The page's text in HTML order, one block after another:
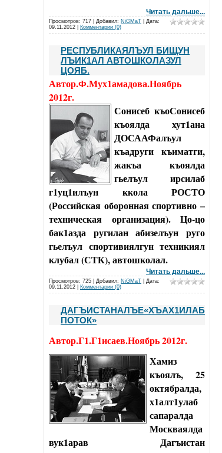
Читать дальше...
Просмотров: 717 | Добавил: NiGMaT | Дата:
09.11.2012
Комментарии (0)
РЕСПУБЛИКАЯЛЪУЛ БИЩУН
ЛЪИК1АЛ АВТОШКОЛАЗУЛ
ЦОЯБ.
Автор.Ф.Мух1амадова.Ноябрь
2012г.
Сонисеб къоСонисеб
къоялда хут1ана
ДОСААФалъул
къадруги къиматги,
жакъа къоялда
гьелъул ирсилаб
г1уц1илъун ккола РОСТО
(Российская оборонная спортивно –
техническая организация). Цо-цо
бак1азда ругилан абизелъун руго
гьелъул спортивиялгун техникиял
клубал (СТК), автошколал.
Читать дальше...
Просмотров: 725 | Добавил: NiGMaT | Дата:
09.11.2012
Комментарии (0)
ДАГЪИСТАНАЛЪЕ«ХЪАХ1ИЛАБ
ПОТОК»
Автор.Г1.Г1исаев.Ноябрь 2012г.
Хамиз
къоялъ, 25
октябралда,
х1алт1улаб
сапаралда
Москваялда
вук1арав
Дагъистан